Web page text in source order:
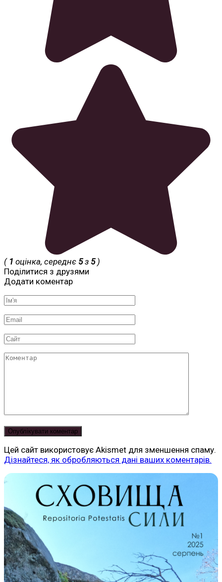
( 1 оцінка, середнє 5з 5)
Поділитися з друзями
Додати коментар
Ім'я
Email
Сайт
Коментар
Цей сайт використовує Akismet для зменшення спаму.
Дізнайтеся, як обробляються дані ваших коментарів.